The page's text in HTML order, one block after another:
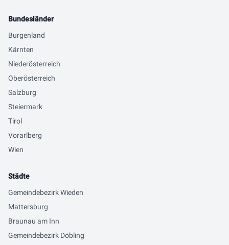
Bundesländer
Burgenland
Kärnten
Niederösterreich
Oberösterreich
Salzburg
Steiermark
Tirol
Vorarlberg
Wien
Städte
Gemeindebezirk Wieden
Mattersburg
Braunau am Inn
Gemeindebezirk Döbling